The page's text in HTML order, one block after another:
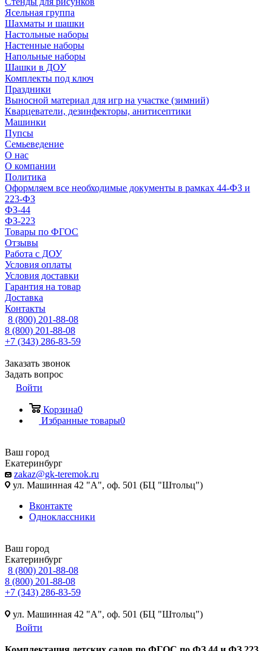
Ясельная группа
Шахматы и шашки
Настольные наборы
Настенные наборы
Напольные наборы
Шашки в ДОУ
Комплекты под ключ
Праздники
Выносной материал для игр на участке (зимний)
Кварцеватели, дезинфекторы, анитисептики
Машинки
Пупсы
Семьеведение
О нас
О компании
Политика
Оформляем все необходимые документы в рамках 44-ФЗ и
223-ФЗ
ФЗ-44
ФЗ-223
Товары по ФГОС
Отзывы
Работа с ДОУ
Условия оплаты
Условия доставки
Гарантия на товар
Доставка
Контакты
8 (800) 201-88-08
8 (800) 201-88-08
+7 (343) 286-83-59
Заказать звонок
Задать вопрос
Войти
Корзина0
Избранные товары0
Ваш город
Екатеринбург
zakaz@gk-teremok.ru
ул. Машинная 42 "А", оф. 501 (БЦ "Штольц")
Вконтакте
Одноклассники
Ваш город
Екатеринбург
8 (800) 201-88-08
8 (800) 201-88-08
+7 (343) 286-83-59
ул. Машинная 42 "А", оф. 501 (БЦ "Штольц")
Войти